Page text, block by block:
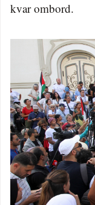
kvar ombord.